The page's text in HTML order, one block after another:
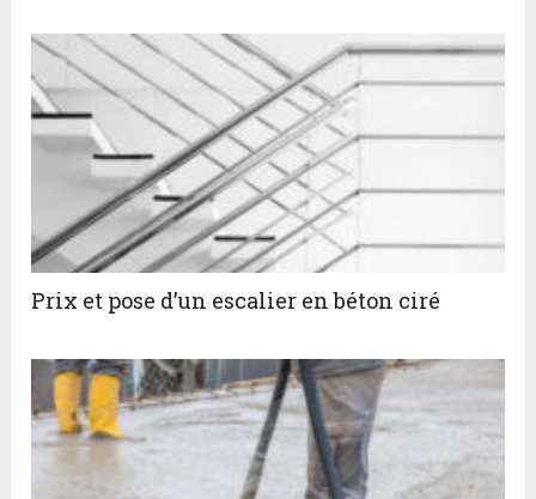
Prix et pose d’un escalier en béton ciré